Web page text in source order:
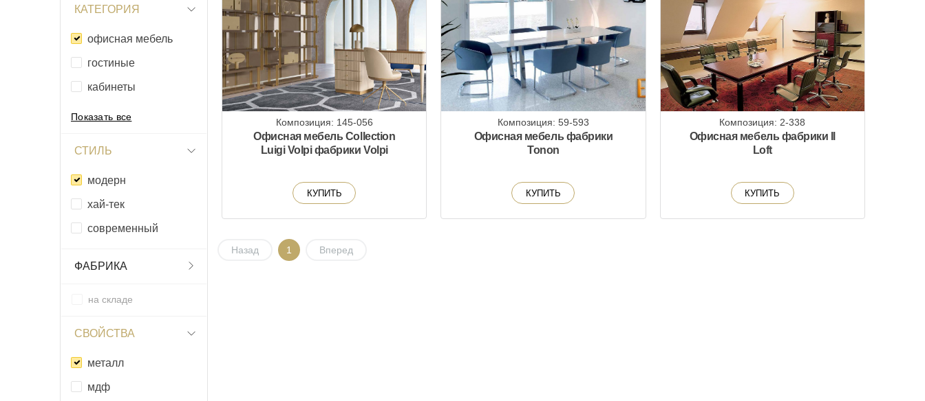
КАТЕГОРИЯ
офисная мебель
гостиные
кабинеты
Показать все
СТИЛЬ
модерн
xай-тек
современный
ФАБРИКА
на складе
СВОЙСТВА
металл
мдф
Композиция: 145-056
Офисная мебель Collection
Luigi Volpi фабрики Volpi
КУПИТЬ
Композиция: 59-593
Офисная мебель фабрики
Tonon
КУПИТЬ
Композиция: 2-338
Офисная мебель фабрики Il
Loft
КУПИТЬ
Назад 1 Вперед